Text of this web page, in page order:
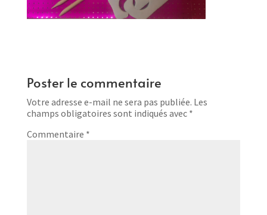
Poster le commentaire
Votre adresse e-mail ne sera pas publiée. Les
champs obligatoires sont indiqués avec *
Commentaire *